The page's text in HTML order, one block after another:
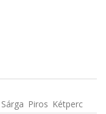
Sárga Piros Kétperc